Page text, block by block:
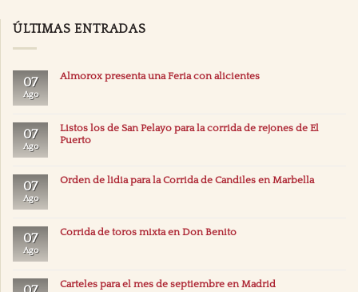
ÚLTIMAS ENTRADAS
07
Ago
Almorox presenta una Feria con alicientes
07
Ago
Listos los de San Pelayo para la corrida de rejones de El
Puerto
07
Ago
Orden de lidia para la Corrida de Candiles en Marbella
07
Ago
Corrida de toros mixta en Don Benito
Carteles para el mes de septiembre en Madrid